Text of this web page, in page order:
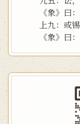
《象》曰：
上九：或锡
《象》曰：